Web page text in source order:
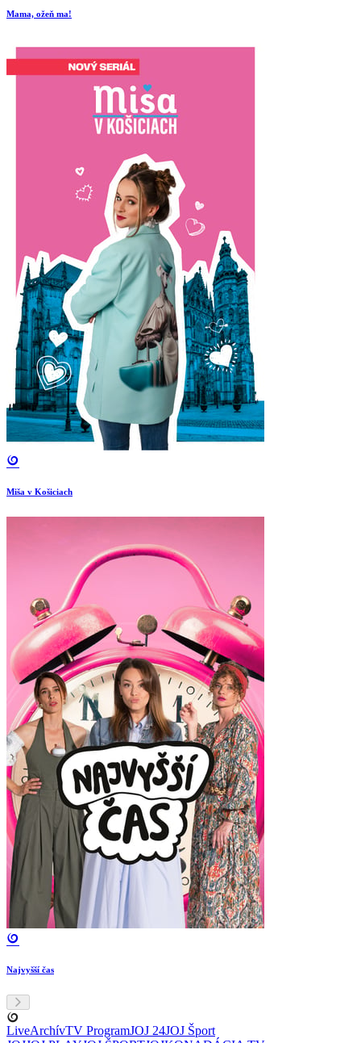
Mama, ožeň ma!
Miša v Košiciach
Najvyšší čas
LiveArchívTV ProgramJOJ 24JOJ Šport